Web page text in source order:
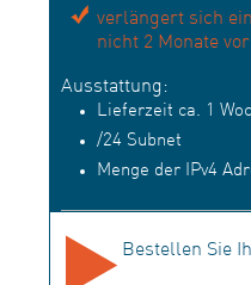
verlängert sich
nicht 2 Monate
Ausstattung:
Lieferzeit ca. 1
/24 Subnet
Menge der IPv4
Bestellen Sie